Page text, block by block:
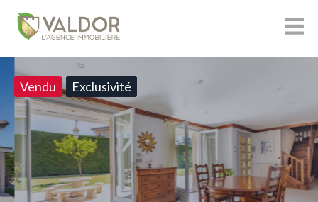
Vendu Exclusivité